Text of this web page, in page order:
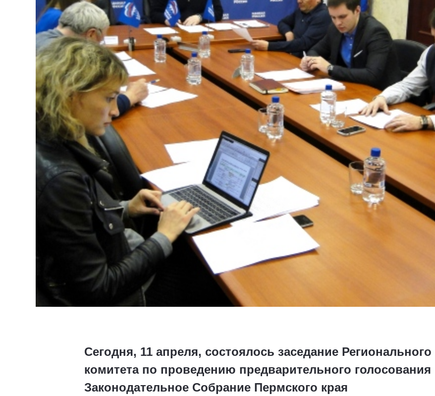
Сегодня, 11 апреля, состоялось заседание
комитета по проведению предварительного
Законодательное Собрание Пермского края